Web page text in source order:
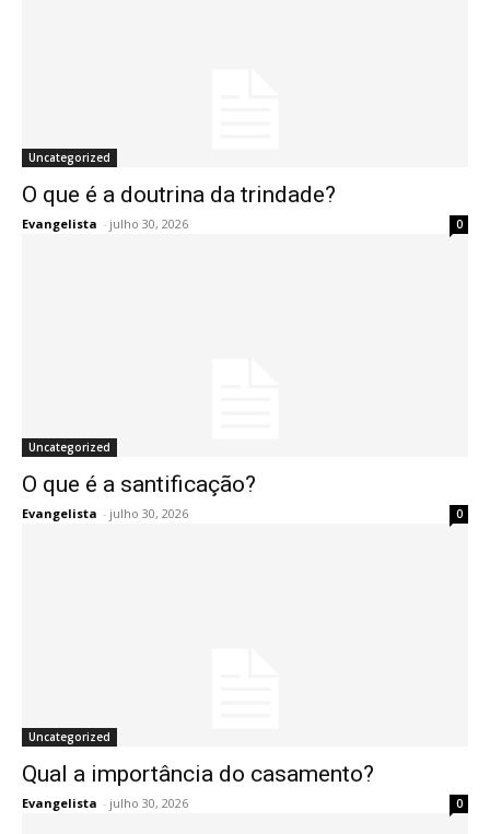
Uncategorized
O que é a doutrina da trindade?
Evangelista - julho 30, 2026 0
Uncategorized
O que é a santificação?
Evangelista - julho 30, 2026 0
Uncategorized
Qual a importância do casamento?
Evangelista - julho 30, 2026 0